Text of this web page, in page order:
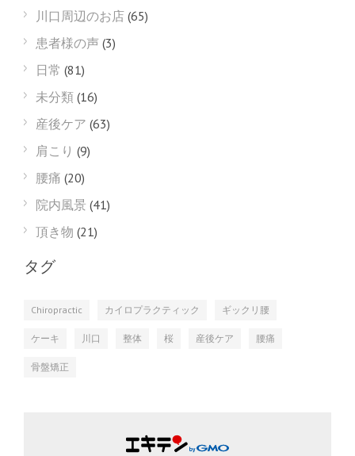
川口周辺のお店 (65)
患者様の声 (3)
日常 (81)
未分類 (16)
産後ケア (63)
肩こり (9)
腰痛 (20)
院内風景 (41)
頂き物 (21)
タグ
Chiropractic カイロプラクティック ギックリ腰
ケーキ 川口 整体 桜 産後ケア 腰痛
骨盤矯正